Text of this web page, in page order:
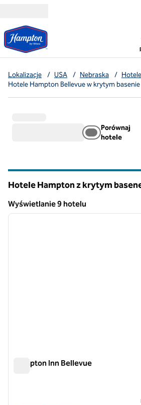
Lokalizacje / USA / Nebraska /
Hotele Hampton Bellevue w krytym basenie
Porównaj
hotele
Hotele Hampton z krytym
Wyświetlanie 9 hotelu
Wyświetlanie 9 hotelu
1 z 12
Hampton Inn Bellevue